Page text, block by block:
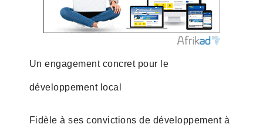
Un engagement concret pour le
développement local
Fidèle à ses convictions de développement à